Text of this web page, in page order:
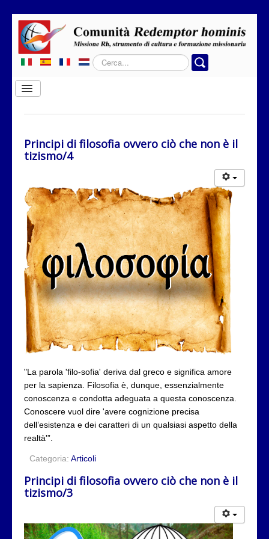
Cerca...
Cambia
Chi siamo
Dove operiamo
Contatti
Privacy
Donazione
Principi di filosofia ovvero ciò che non è il
tizismo/4
"La parola 'filo-sofia' deriva dal greco e significa amore
per la sapienza. Filosofia è, dunque, essenzialmente
conoscenza e condotta adeguata a questa conoscenza.
Conoscere vuol dire 'avere cognizione precisa
dell’esistenza e dei caratteri di un qualsiasi aspetto della
realtà'”.
Categoria: Articoli
Principi di filosofia ovvero ciò che non è il
tizismo/3